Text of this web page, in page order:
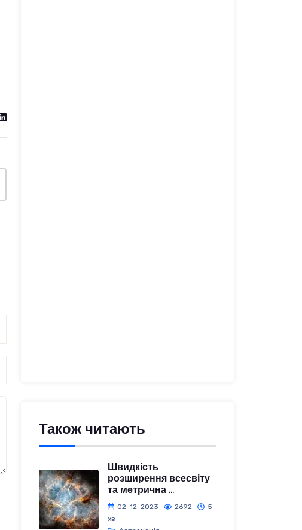
Також читають
Швидкість
розширення всесвіту
та метрична ...
02-12-2023 2692
5
хв